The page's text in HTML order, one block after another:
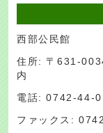
西部公民館
住所: 〒631-
内
電話: 0742-44-
ファックス: